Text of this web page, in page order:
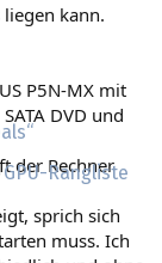
GPU-Rangliste
kann.
P5N-MX mit
DVD und
der Rechner
sprich sich
muss. Ich